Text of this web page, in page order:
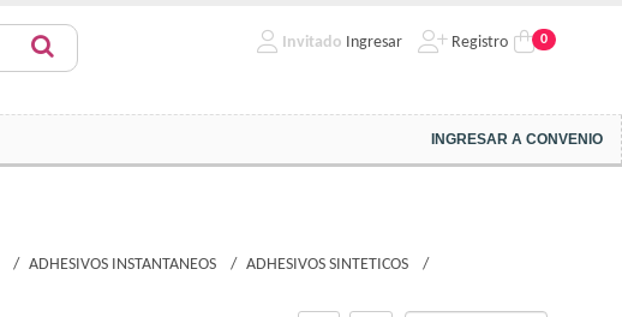
Invitado Ingresar Registro 0
INGRESAR A CONVENIO
ADHESIVOS INSTANTANEOS
ADHESIVOS SINTETICOS